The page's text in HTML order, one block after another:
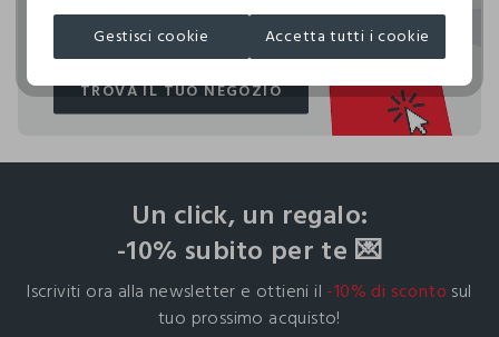
nel negozio Upim più vicino a te!
TROVA IL TUO NEGOZIO
TROVA IL TUO NEGOZIO
Un click, un regalo:
-10% subito per te 💌
Iscriviti ora alla newsletter e ottieni il -10% di sconto sul
tuo prossimo acquisto!
Gestisci cookie Accetta tutti i cookie